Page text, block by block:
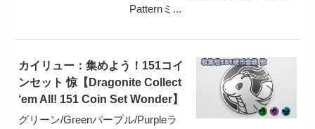
Patternミ...
カイリュー：集めよう！151コイ
ンセット 惊【Dragonite Collect
‘em All! 151 Coin Set Wonder】
グリーン/Greenパープル/Purpleラ